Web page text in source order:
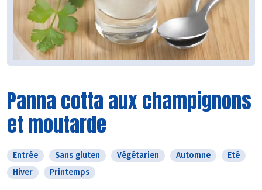
Panna cotta aux champignons
et moutarde
Entrée Sans gluten Végétarien Automne
Eté
Hiver
Printemps